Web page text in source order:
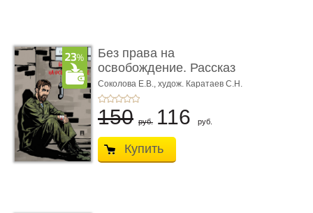
Без права на
освобождение. Рассказ
Соколова Е.В., худож. Каратаев С.Н.
150 руб. 116 руб.
Купить